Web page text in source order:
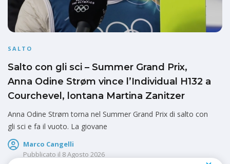
SALTO
Salto con gli sci – Summer Grand Prix,
Anna Odine Strøm vince l’Individual H132 a
Courchevel, lontana Martina Zanitzer
Anna Odine Strøm torna nel Summer Grand Prix di salto con
gli sci e fa il vuoto. La giovane
Marco Cangelli
Pubblicato il 8 Agosto 2026